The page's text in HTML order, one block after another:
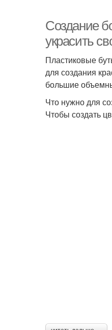
Создание
украсить
Пластиковые
для создания
большие
Что нужно для
Чтобы создать